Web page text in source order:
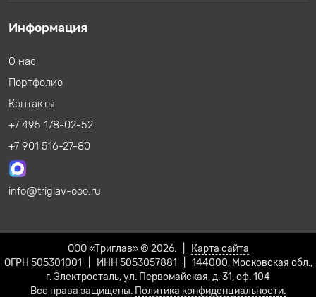
Информация
О нас
Портфолио
Контакты
+7 495 178-02-52
+7 901 516-27-80
info triglav-ooo.ru
ООО «Триглав» © 2026. |
Карта сайта
ОГРН 505301001 | ИНН 5053057881 | 144000, Московская обл.,
г. Электросталь, ул. Первомайская, д. 31, оф. 104
Все права защищены. Политика конфиденциальности.